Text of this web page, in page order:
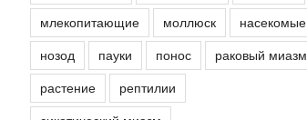
млекопитающие
моллюск
насекомые
нозод
пауки понос
раковый миазм
растение
рептилии